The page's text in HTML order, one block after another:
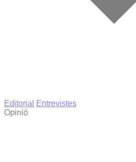
Editorial
Entrevistes
Opinió